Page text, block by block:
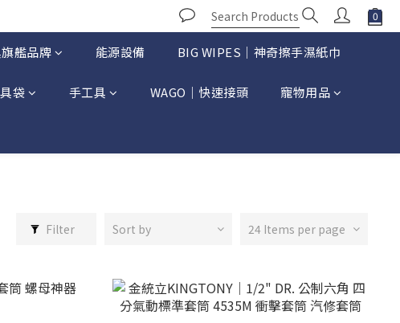
艦品牌 能源設備 BIG WIPES｜神奇擦手濕紙巾
袋 手工具 WAGO｜快速接頭 寵物用品
Filter Sort by 24 Items per page